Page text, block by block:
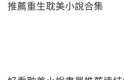
推薦重生耽美小說合集